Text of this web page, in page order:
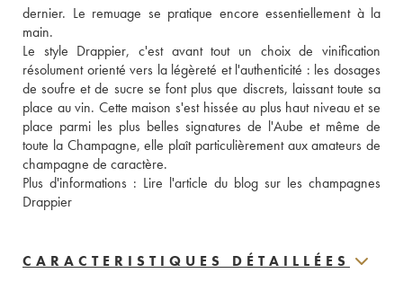
dernier. Le remuage se pratique encore essentiellement à la
main.
Le style Drappier, c'est avant tout un choix de vinification
résolument orienté vers la légèreté et l'authenticité : les dosages
de soufre et de sucre se font plus que discrets, laissant toute sa
place au vin. Cette maison s'est hissée au plus haut niveau et se
place parmi les plus belles signatures de l'Aube et même de
toute la Champagne, elle plaît particulièrement aux amateurs de
champagne de caractère.
Plus d'informations : Lire l'article du blog sur les champagnes
Drappier
CARACTERISTIQUES DÉTAILLÉES